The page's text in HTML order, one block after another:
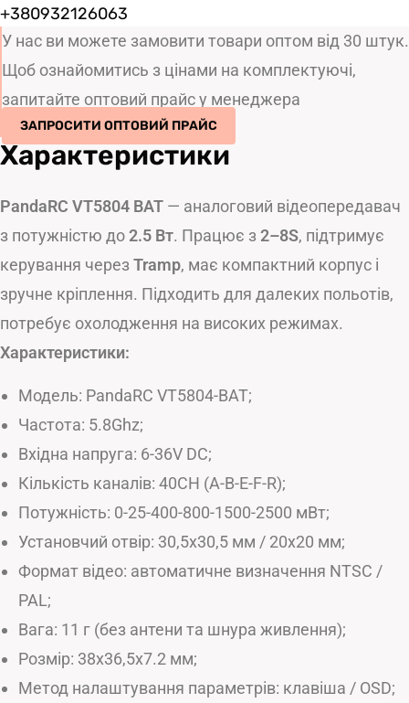
+380932126063
У нас ви можете замовити товари оптом від 30 штук.
Щоб ознайомитись з цінами на комплектуючі,
запитайте оптовий прайс у менеджера
ЗАПРОСИТИ ОПТОВИЙ ПРАЙС
Характеристики
PandaRC VT5804 BAT — аналоговий відеопередавач
з потужністю до2.5 Вт. Працює з2–8S, підтримує
керування черезTramp, має компактний корпус і
зручне кріплення. Підходить для далеких польотів,
потребує охолодження на високих режимах.
Характеристики:
Модель: PandaRC VT5804-BAT;
Частота: 5.8Ghz;
Вхідна напруга: 6-36V DC;
Кількість каналів: 40CH (A-B-E-F-R);
Потужність: 0-25-400-800-1500-2500 мВт;
Установчий отвір: 30,5х30,5 мм / 20х20 мм;
Формат відео: автоматичне визначення NTSC /
PAL;
Вага: 11 г (без антени та шнура живлення);
Розмір: 38х36,5х7.2 мм;
Метод налаштування параметрів: клавіша / OSD;